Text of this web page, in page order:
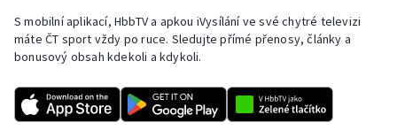
Rychlostní kanoistika
Short track
Sportovní střelba
S mobilní aplikací, HbbTV a apkou iVysílání ve své chytré televizi
máte ČT sport vždy po ruce. Sledujte přímé přenosy, články a
bonusový obsah kdekoli a kdykoli.